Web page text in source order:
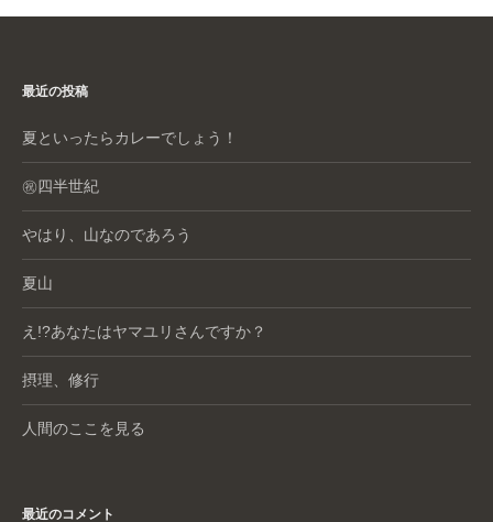
最近の投稿
夏といったらカレーでしょう！
㊗️四半世紀
やはり、山なのであろう
夏山
え!?あなたはヤマユリさんですか？
摂理、修行
人間のここを見る
最近のコメント